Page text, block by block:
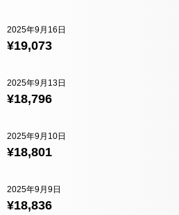
¥19,073
2025年9月16日
¥18,796
2025年9月13日
¥18,801
2025年9月10日
¥18,836
2025年9月9日